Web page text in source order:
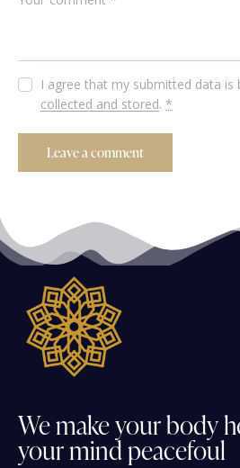
I agree that my submitted data is
collected and stored.*
Wemakeyourbody
yourmindpeacefoul